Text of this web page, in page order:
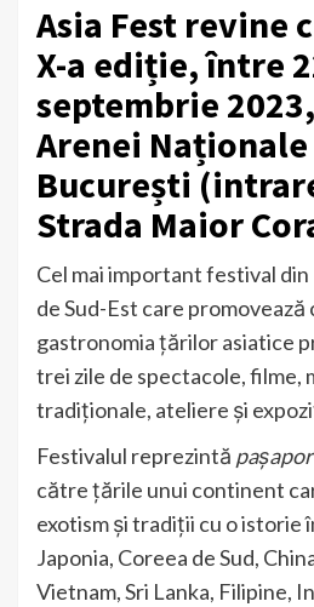
Asia Fest revine
X-a ediție, între
septembrie
Arenei
București
Strada Maior
Cel mai important festival
de Sud-Est care
gastronomia țărilor asiatice
trei zile de spectacole, filme,
tradiționale, ateliere și
Festivalul reprezintă
către țările unui continent
exotism și tradiții cu o istorie
Japonia, Coreea de Sud,
Vietnam, Sri Lanka, Filipine,